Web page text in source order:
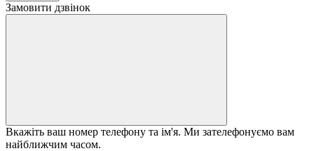
Замовити дзвінок
Вкажіть ваш номер телефону та ім'я. Ми зателефонуємо вам
найближчим часом.